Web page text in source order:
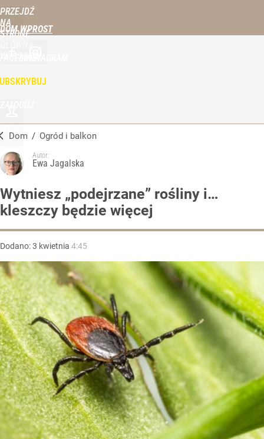
PRZEJDŹ
NA
STRONĘ
DOM WPROST
Dom / Ogród i balkon
Autor:
Ewa Jagalska
Wytniesz „podejrzane” rośliny i…
kleszczy będzie więcej
Dodano:3 kwietnia 4:45